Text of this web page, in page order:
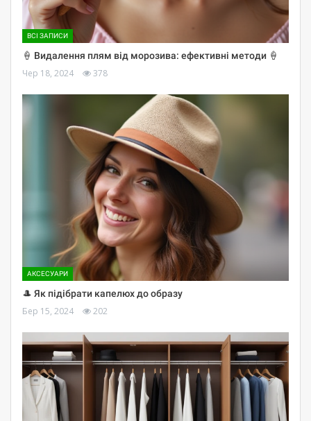
ВСІ ЗАПИСИ
🍦 Видалення плям від морозива: ефективні методи 🍦
Чер 18, 2024 378
АКСЕСУАРИ
🎩 Як підібрати капелюх до образу
Бер 15, 2024 202